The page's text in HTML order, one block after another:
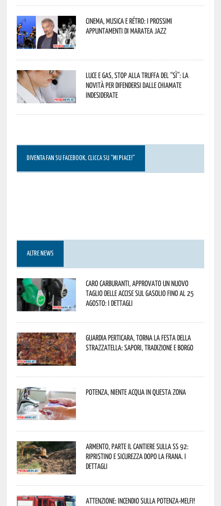
Cinema, musica e rétro: i prossimi
appuntamenti di Maratea Jazz
Luce e gas, stop alla truffa del “Sì”: la
novità per difendersi dalle chiamate
indesiderate
DIVENTA FAN SU FACEBOOK, CLICCA SU “MI PIACE!”
ALTRE NEWS
Caro carburanti, approvato un nuovo
taglio delle accise sul gasolio fino al 25
agosto: i dettagli
Guardia Perticara, torna la Festa della
Strazzatella: sapori, tradizione e borgo
Potenza, niente acqua in questa zona
Armento, parte il cantiere sulla SS 92:
ripristino e sicurezza dopo la frana. I
dettagli
Attenzione: incendio sulla Potenza-Melfi!